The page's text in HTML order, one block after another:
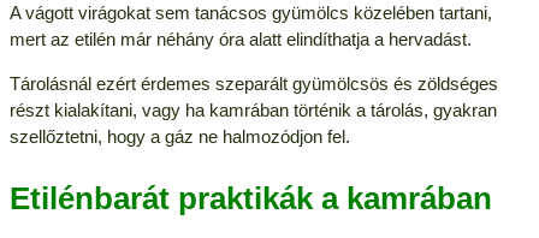
A vágott virágokat sem tanácsos gyümölcs közelében tartani,
mert az etilén már néhány óra alatt elindíthatja a hervadást.
Tárolásnál ezért érdemes szeparált gyümölcsös és zöldséges
részt kialakítani, vagy ha kamrában történik a tárolás, gyakran
szellőztetni, hogy a gáz ne halmozódjon fel.
Etilénbarát praktikák a kamrában